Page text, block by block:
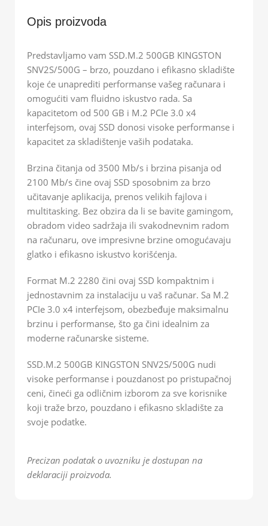
Opis proizvoda
Predstavljamo vam SSD.M.2 500GB KINGSTON
SNV2S/500G – brzo, pouzdano i efikasno skladište
koje će unaprediti performanse vašeg računara i
omogućiti vam fluidno iskustvo rada. Sa
kapacitetom od 500 GB i M.2 PCIe 3.0 x4
interfejsom, ovaj SSD donosi visoke performanse i
kapacitet za skladištenje vaših podataka.
Brzina čitanja od 3500 Mb/s i brzina pisanja od
2100 Mb/s čine ovaj SSD sposobnim za brzo
učitavanje aplikacija, prenos velikih fajlova i
multitasking. Bez obzira da li se bavite gamingom,
obradom video sadržaja ili svakodnevnim radom
na računaru, ove impresivne brzine omogućavaju
glatko i efikasno iskustvo korišćenja.
Format M.2 2280 čini ovaj SSD kompaktnim i
jednostavnim za instalaciju u vaš računar. Sa M.2
PCIe 3.0 x4 interfejsom, obezbeđuje maksimalnu
brzinu i performanse, što ga čini idealnim za
moderne računarske sisteme.
SSD.M.2 500GB KINGSTON SNV2S/500G nudi
visoke performanse i pouzdanost po pristupačnoj
ceni, čineći ga odličnim izborom za sve korisnike
koji traže brzo, pouzdano i efikasno skladište za
svoje podatke.
Precizan podatak o uvozniku je dostupan na
deklaraciji proizvoda.